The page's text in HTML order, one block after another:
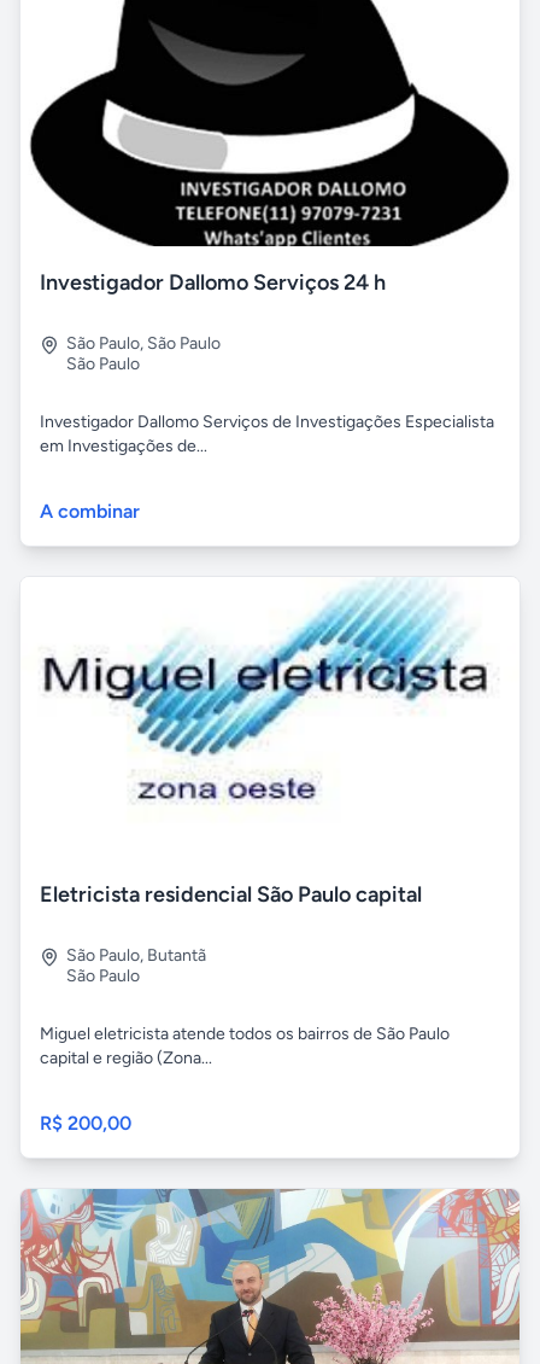
Investigador Dallomo Serviços 24 h
São Paulo, São Paulo
São Paulo
Investigador Dallomo Serviços de Investigações Especialista
em Investigações de...
A combinar
Eletricista residencial São Paulo capital
São Paulo, Butantã
São Paulo
Miguel eletricista atende todos os bairros de São Paulo
capital e região (Zona...
R$ 200,00